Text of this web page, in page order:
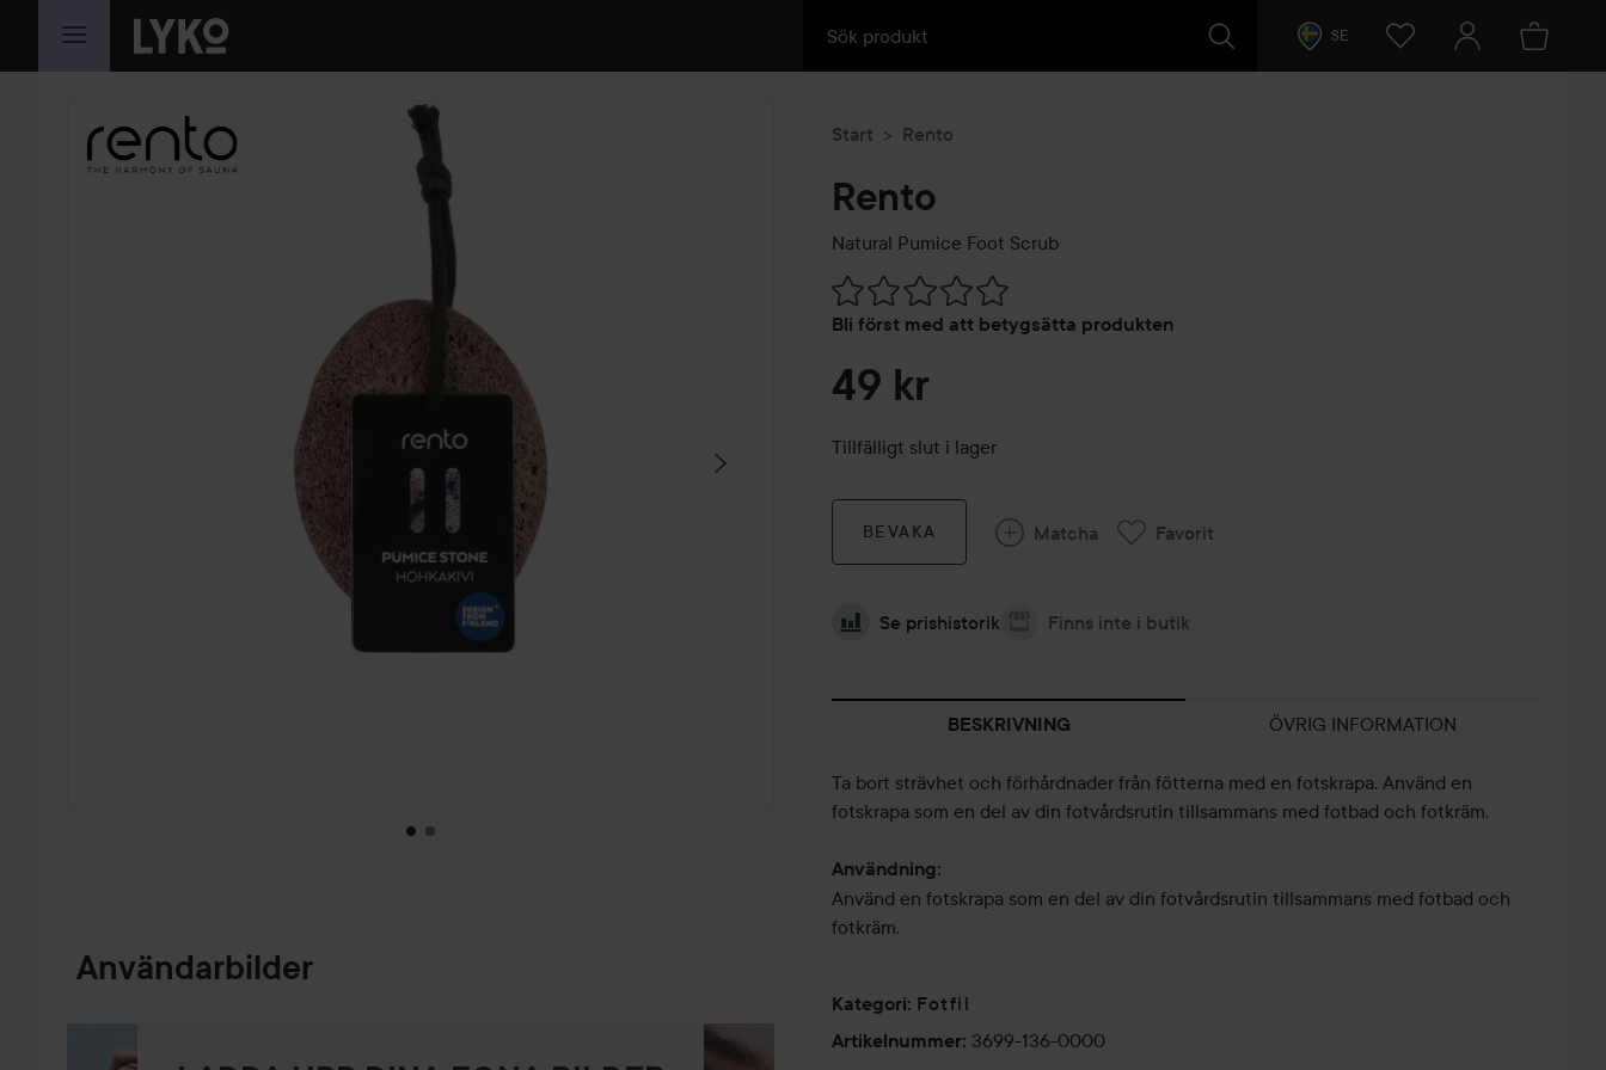
HOPPA TILL INNEHÅLLET SE
HOPPA ÖVER SEKTIONEN
Användarbilder
Start Rento
Rento
Natural Pumice Foot Scrub
Bli först med att betygsätta produkten
Hoppa till Betyg & kommentarer
49 kr
Tillfälligt slut i lager
BEVAKA Matcha Favorit
Se prishistorik Finns inte i butik
BESKRIVNING ÖVRIG INFORMATION
Ta bort strävhet och förhårdnader från fötterna med en fotskrapa. Använd en
fotskrapa som en del av din fotvårdsrutin tillsammans med fotbad och fotkräm.
Användning:
Använd en fotskrapa som en del av din fotvårdsrutin tillsammans med fotbad och
fotkräm.
Kategori: Fotfil
Artikelnummer: 3699-136-0000